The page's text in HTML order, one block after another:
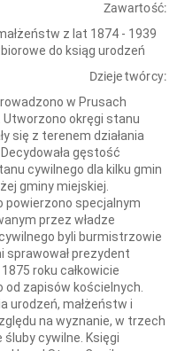
Zawartość:
z lat 1874 - 1939
do ksiąg urodzeń
Dzieje twórcy:
w Prusach
okręgi stanu
się z terenem działania
gęstość
cywilnego dla kilku gmin
gminy miejskiej.
powierzono specjalnym
przez władze
byli burmistrzowie
sprawował prezydent
roku całkowicie
zapisów kościelnych.
urodzeń, małżeństw i
na wyznanie, w trzech
cywilne. Księgi